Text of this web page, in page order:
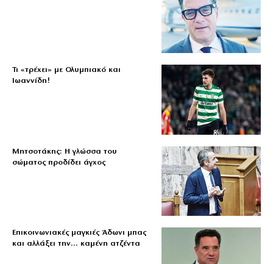
Τι «τρέχει» με Ολυμπιακό και
Ιωαννίδη!
Μητσοτάκης: Η γλώσσα του
σώματος προδίδει άγχος
Επικοινωνιακές μαγκιές Άδωνι μπας
και αλλάξει την… καμένη ατζέντα